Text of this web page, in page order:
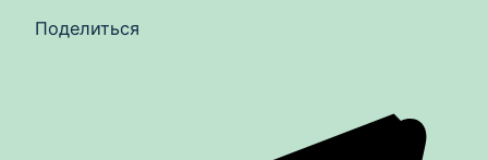
Поделиться